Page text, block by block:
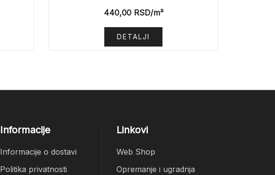
440,00RSD/m²
DETALJI
Informacije
Informacije o dostavi
Politika privatnosti
Linkovi
Web Shop
Opremanje i ugradnja